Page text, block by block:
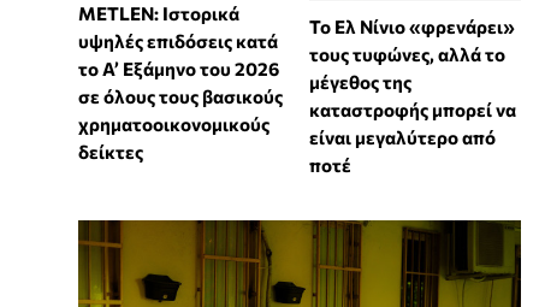
METLEN: Ιστορικά
υψηλές επιδόσεις κατά
το Α’ Εξάμηνο του 2026
σε όλους τους βασικούς
χρηματοοικονομικούς
δείκτες
Το Ελ Νίνιο «φρενάρει»
τους τυφώνες, αλλά το
μέγεθος της
καταστροφής μπορεί να
είναι μεγαλύτερο από
ποτέ